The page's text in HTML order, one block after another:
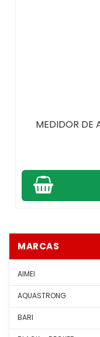
MEDIDOR DE
MARCAS
AIMEI
AQUASTRONG
BARI